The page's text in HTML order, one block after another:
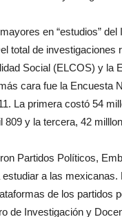
en “estudios”
total de
Social (ELCOS) y la
cara fue la Encuesta
La primera costó 54
809 y la tercera, 42
Partidos Políticos,
a las
de los partidos
de Investigación y